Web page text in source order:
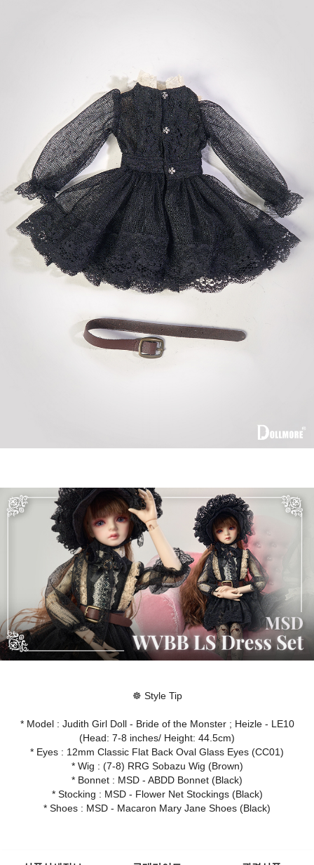
☸ Style Tip
* Model : Judith Girl Doll - Bride of the Monster ; Heizle - LE10
(Head: 7-8 inches/ Height: 44.5cm)
* Eyes : 12mm Classic Flat Back Oval Glass Eyes (CC01)
* Wig : (7-8) RRG Sobazu Wig (Brown)
* Bonnet : MSD - ABDD Bonnet (Black)
* Stocking : MSD - Flower Net Stockings (Black)
* Shoes : MSD - Macaron Mary Jane Shoes (Black)